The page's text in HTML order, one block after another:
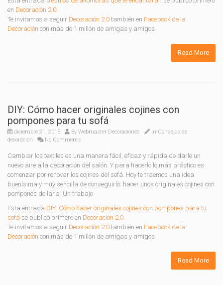
en Decoración 2.0.
Te invitamos a seguir Decoración 2.0 también en Facebook de la
Decoración con más de 1 millón de amigas y amigos.
Read More
DIY: Cómo hacer originales cojines con
pompones para tu sofá
diciembre 21, 2015 By Webmaster Decoraciones In Consejos de
decoración
No Comments
Cambiar los textiles es una manera fácil, eficaz y rápida de darle un
nuevo aire a la decoración del salón. Y para hacerlo lo más práctico es
comenzar por renovar los cojines del sofá. Hoy te traemos una idea
buenísima y muy sencilla de conseguirlo: hacer unos originales cojines con
pompones de lana. Un trabajo
Esta entrada DIY: Cómo hacer originales cojines con pompones para tu
sofá se publicó primero en Decoración 2.0.
Te invitamos a seguir Decoración 2.0 también en Facebook de la
Decoración con más de 1 millón de amigas y amigos.
Read More